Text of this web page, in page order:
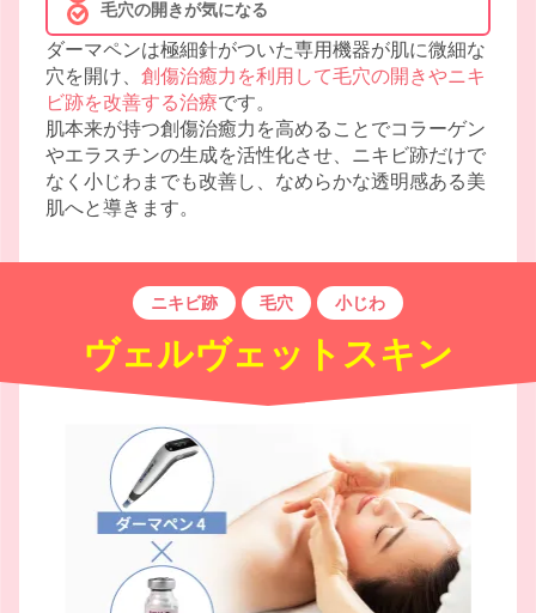
ダーマペンは極細針がついた専用機器が肌に微細な
穴を開け、 創傷治癒力を利用して毛穴の開きやニキ
ビ跡を改善する治療です。
肌本来が持つ創傷治癒力を高めることでコラーゲン
やエラスチンの生成を活性化させ、ニキビ跡だけで
なく小じわまでも改善し、なめらかな透明感ある美
肌へと導きます。
毛穴の開きが気になる
ニキビ跡 毛穴 小じわ
ヴェルヴェットスキン